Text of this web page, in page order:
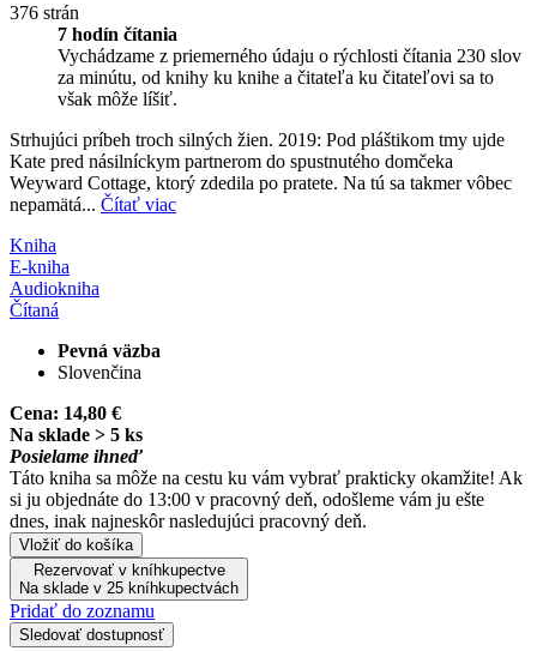
376 strán
7 hodín čítania
Vychádzame z priemerného údaju o rýchlosti čítania 230 slov
za minútu, od knihy ku knihe a čitateľa ku čitateľovi sa to
však môže líšiť.
Strhujúci príbeh troch silných žien. 2019: Pod pláštikom tmy ujde
Kate pred násilníckym partnerom do spustnutého domčeka
Weyward Cottage, ktorý zdedila po pratete. Na tú sa takmer vôbec
nepamätá... Čítať viac
Kniha
E-kniha
Audiokniha
Čítaná
Pevná väzba
Slovenčina
Cena: 14,80 €
Na sklade > 5 ks
Posielame ihneď
Táto kniha sa môže na cestu ku vám vybrať prakticky okamžite! Ak
si ju objednáte do 13:00 v pracovný deň, odošleme vám ju ešte
dnes, inak najneskôr nasledujúci pracovný deň.
Vložiť do košíka
Rezervovať v kníhkupectve
Na sklade v 25 kníhkupectvách
Pridať do zoznamu
Sledovať dostupnosť